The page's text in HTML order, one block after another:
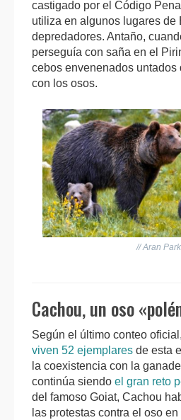
castigado por el Código
utiliza en algunos lugares de
depredadores. Antaño,
perseguía con saña en el
cebos envenenados untados
con los osos.
// Aran Park
Cachou, un oso
Según el último conteo oficial,
viven 52 ejemplares de esta
la coexistencia con la
continúa siendo el gran reto
del famoso Goiat, Cachou
las protestas contra el oso